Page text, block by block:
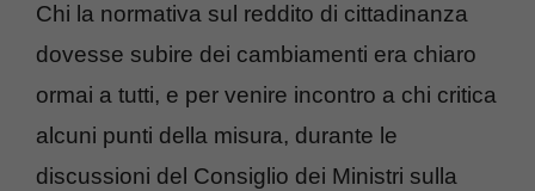
Chi la normativa sul reddito di cittadinanza
dovesse subire dei cambiamenti era chiaro
ormai a tutti, e per venire incontro a chi critica
alcuni punti della misura, durante le
discussioni del Consiglio dei Ministri sulla